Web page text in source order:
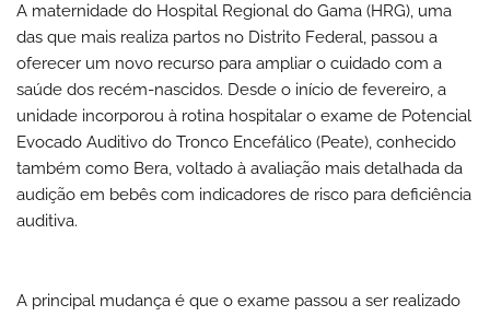
A maternidade do Hospital Regional do Gama (HRG), uma
das que mais realiza partos no Distrito Federal, passou a
oferecer um novo recurso para ampliar o cuidado com a
saúde dos recém-nascidos. Desde o início de fevereiro, a
unidade incorporou à rotina hospitalar o exame de Potencial
Evocado Auditivo do Tronco Encefálico (Peate), conhecido
também como Bera, voltado à avaliação mais detalhada da
audição em bebês com indicadores de risco para deficiência
auditiva.
A principal mudança é que o exame passou a ser realizado